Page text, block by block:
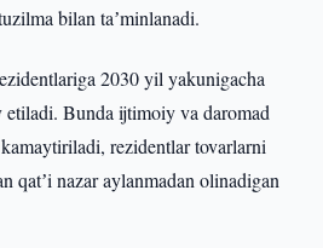
bilan taʼminlanadi.
2030 yil yakunigacha
Bunda ijtimoiy va daromad
rezidentlar tovarlarni
qatʼi nazar aylanmadan olinadigan